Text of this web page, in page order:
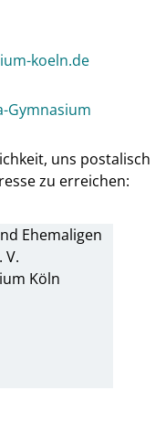
koeln.de
Gymnasium
uns postalisch
zu erreichen:
Ehemaligen
V.
Köln